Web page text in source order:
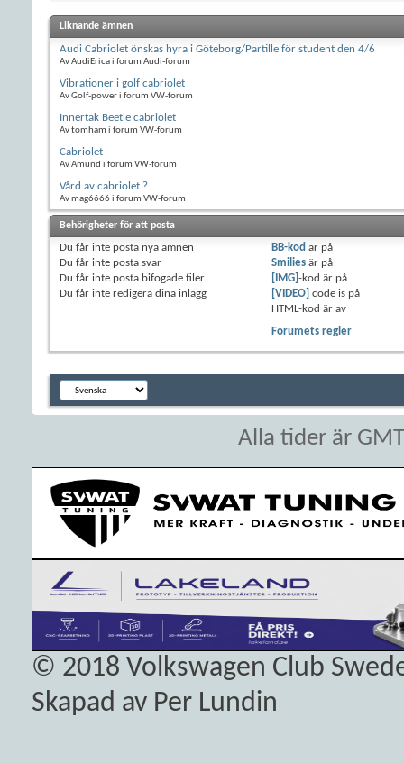
Liknande ämnen
Audi Cabriolet önskas hyra i Göteborg/Partille för student den 4/6
Av AudiErica i forum Audi-forum
Vibrationer i golf cabriolet
Av Golf-power i forum VW-forum
Innertak Beetle cabriolet
Av tomham i forum VW-forum
Cabriolet
Av Amund i forum VW-forum
Vård av cabriolet ?
Av mag6666 i forum VW-forum
Behörigheter för att posta
Du får inte posta nya ämnen
Du får inte posta svar
Du får inte posta bifogade filer
Du får inte redigera dina inlägg
BB-kod är på
Smiliesär på
[IMG] -kod är på
[VIDEO] code is på
HTML-kod är av
Forumets regler
Alla tider är
© 2018 Volkswagen Club
Skapad av Per Lundin